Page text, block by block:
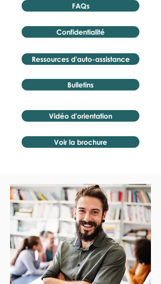
FAQs
Confidentialité
Ressources d'auto-assistance
Bulletins
Vidéo d'orientation
Voir la brochure